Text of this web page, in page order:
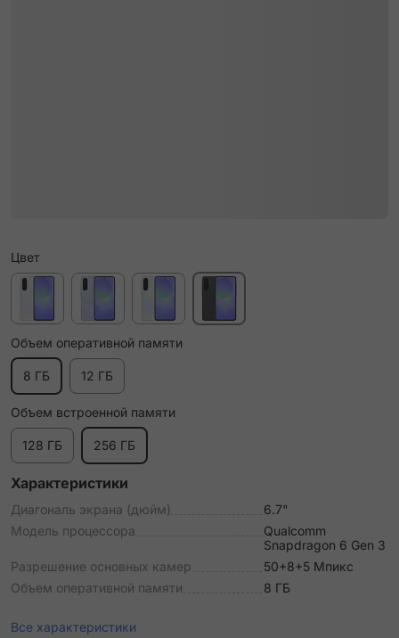
Цвет
Объем оперативной памяти
8 ГБ 12 ГБ
Объем встроенной памяти
128 ГБ 256 ГБ
Характеристики
Диагональ экрана (дюйм)
6.7"
Модель процессора
Qualcomm
Snapdragon 6 Gen 3
Разрешение основных камер
50+8+5 Мпикс
Объем оперативной памяти
8 ГБ
Все характеристики